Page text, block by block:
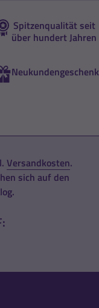
Spitzenqualität seit
über hundert Jahren
Neukundengeschenk
Versandkosten.
sich auf den